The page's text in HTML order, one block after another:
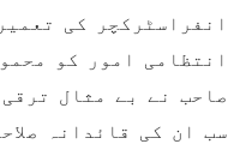
انفراسٹرکچر کی
انتظامی امور کو
صاحب نے بے مثال
سب ان کی قائدانہ